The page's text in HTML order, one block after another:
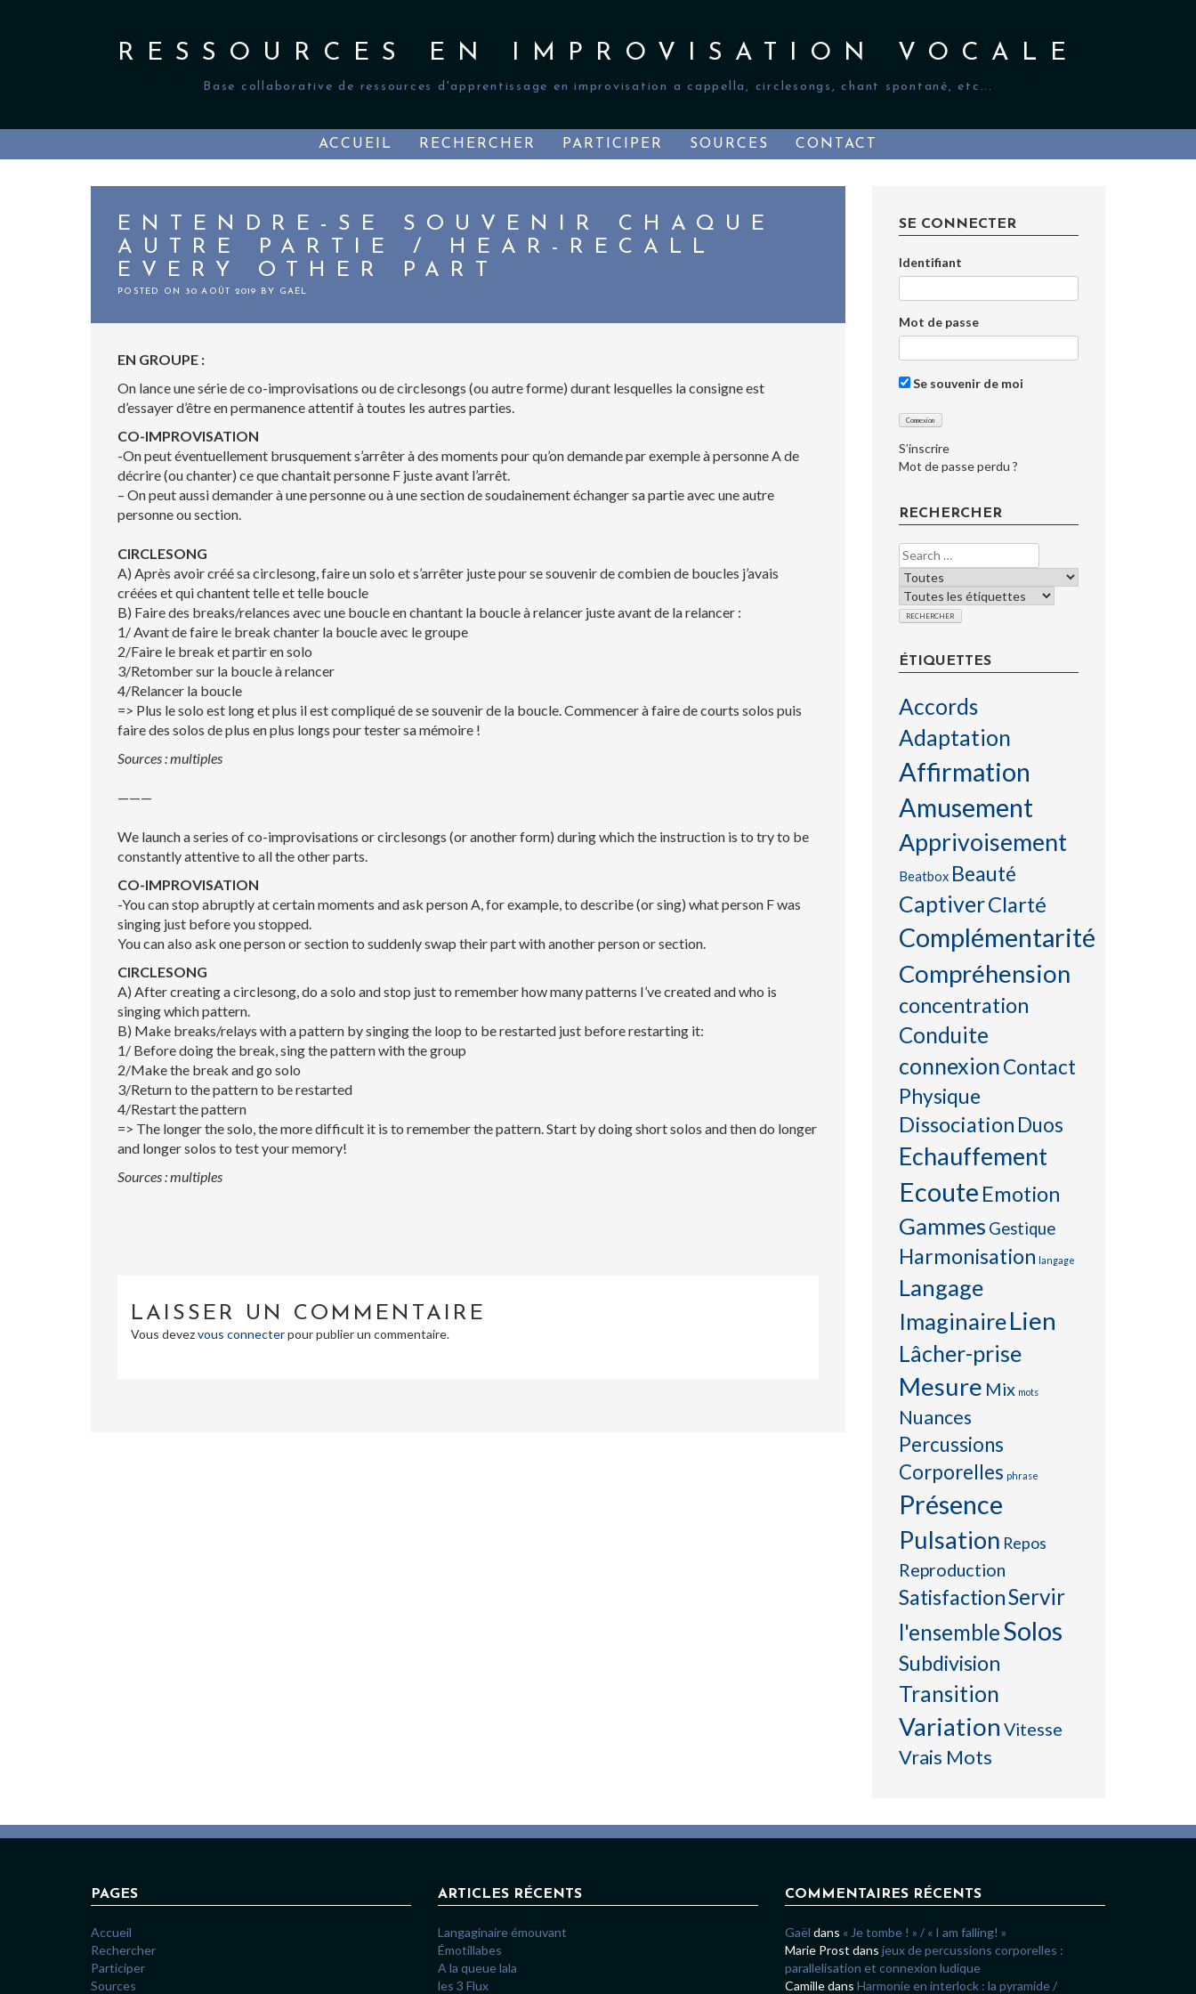
RESSOURCES EN IMPROVISATION VOCALE
Base collaborative de ressources d'apprentissage en improvisation a cappella, circlesongs, chant spontané, etc...
ACCUEIL RECHERCHER PARTICIPER SOURCES CONTACT
ENTENDRE-SE SOUVENIR CHAQUE
AUTRE PARTIE / HEAR-RECALL
EVERY OTHER PART
POSTED ON 30 AOÛT 2019 BY GAËL
EN GROUPE :
On lance une série de co-improvisations ou de circlesongs (ou autre forme) durant lesquelles la consigne est
d’essayer d’être en permanence attentif à toutes les autres parties.
CO-IMPROVISATION
-On peut éventuellement brusquement s’arrêter à des moments pour qu’on demande par exemple à personne A de
décrire (ou chanter) ce que chantait personne F juste avant l’arrêt.
– On peut aussi demander à une personne ou à une section de soudainement échanger sa partie avec une autre
personne ou section.
CIRCLESONG
A) Après avoir créé sa circlesong, faire un solo et s’arrêter juste pour se souvenir de combien de boucles j’avais
créées et qui chantent telle et telle boucle
B) Faire des breaks/relances avec une boucle en chantant la boucle à relancer juste avant de la relancer :
1/ Avant de faire le break chanter la boucle avec le groupe
2/Faire le break et partir en solo
3/Retomber sur la boucle à relancer
4/Relancer la boucle
=> Plus le solo est long et plus il est compliqué de se souvenir de la boucle. Commencer à faire de courts solos puis
faire des solos de plus en plus longs pour tester sa mémoire !
Sources : multiples
———
We launch a series of co-improvisations or circlesongs (or another form) during which the instruction is to try to be
constantly attentive to all the other parts.
CO-IMPROVISATION
-You can stop abruptly at certain moments and ask person A, for example, to describe (or sing) what person F was
singing just before you stopped.
You can also ask one person or section to suddenly swap their part with another person or section.
CIRCLESONG
A) After creating a circlesong, do a solo and stop just to remember how many patterns I’ve created and who is
singing which pattern.
B) Make breaks/relays with a pattern by singing the loop to be restarted just before restarting it:
1/ Before doing the break, sing the pattern with the group
2/Make the break and go solo
3/Return to the pattern to be restarted
4/Restart the pattern
=> The longer the solo, the more difficult it is to remember the pattern. Start by doing short solos and then do longer
and longer solos to test your memory!
Sources : multiples
LAISSER UN COMMENTAIRE
Vous devezvous connecterpour publier un commentaire.
SE CONNECTER
Identifiant
Mot de passe
Se souvenir de moi
S’inscrire
Mot de passe perdu ?
RECHERCHER
ÉTIQUETTES
Accords
Adaptation
Affirmation
Amusement
Apprivoisement
Beatbox Beauté
CaptiverClarté
Complémentarité
Compréhension
concentration
Conduite
connexionContact
Physique
Dissociation Duos
Echauffement
Ecoute Emotion
Gammes Gestique
Harmonisation langage
Langage
ImaginaireLien
Lâcher-prise
Mesure Mix mots
Nuances
Percussions
Corporelles phrase
Présence
Pulsation Repos
Reproduction
SatisfactionServir
l'ensembleSolos
Subdivision
Transition
Variation Vitesse
Vrais Mots
PAGES
Accueil
Rechercher
Participer
Sources
ARTICLES RÉCENTS
Langaginaire émouvant
Émotillabes
A la queue lala
les 3 Flux
COMMENTAIRES RÉCENTS
Gaël dans « Je tombe ! » / « I am falling! »
Marie Prost dans jeux de percussions corporelles :
parallelisation et connexion ludique
Camilledans Harmonie en interlock : la pyramide /